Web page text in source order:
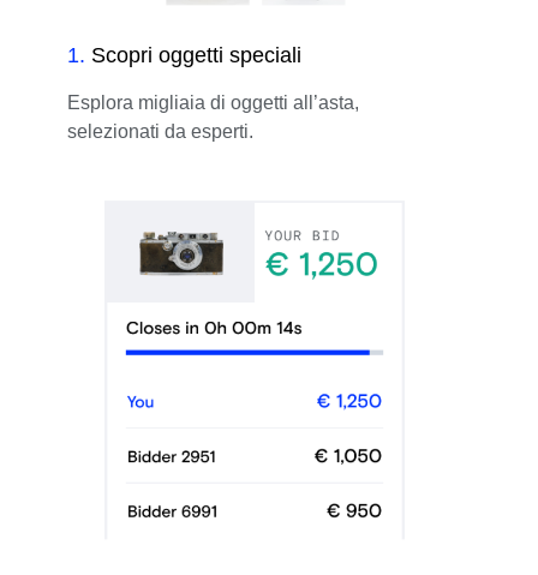
1. Scopri oggetti speciali
Esplora migliaia di oggetti all’asta,
selezionati da esperti.